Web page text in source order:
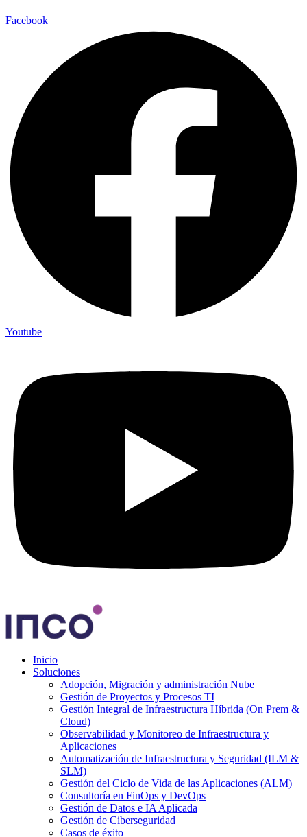
Facebook
Youtube
Inicio
Soluciones
Adopción, Migración y administración Nube
Gestión de Proyectos y Procesos TI
Gestión Integral de Infraestructura Híbrida (On Prem &
Cloud)
Observabilidad y Monitoreo de Infraestructura y
Aplicaciones
Automatización de Infraestructura y Seguridad (ILM &
SLM)
Gestión del Ciclo de Vida de las Aplicaciones (ALM)
Consultoría en FinOps y DevOps
Gestión de Datos e IA Aplicada
Gestión de Ciberseguridad
Casos de éxito